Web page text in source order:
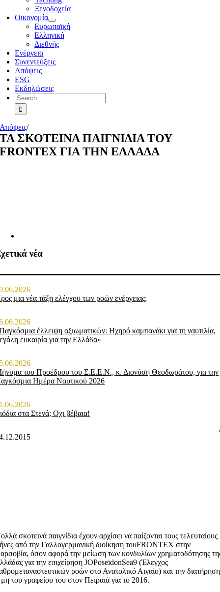
Ξενοδοχεία
Οικονομία
Ευρωπαϊκή
Ελληνική
Διεθνής
Ενέργεια
Συνεντεύξεις
Απόψεις
ESG
Εκδηλώσεις
Search
for:
Απόψεις/
ΤΑ ΣΚΟΤΕΙΝΑ ΠΑΙΓΝΙΔΙΑ ΤΟΥ
FRONTEX ΓΙΑ ΤΗΝ ΕΛΛΑΔΑ
νέα
μια νέα τάξη ελέγχου των ροών ενέργειας;
έλλειψη αξιωματικών: Ηχηρό καμπανάκι για τη ναυτιλία,
ευκαιρία για την Ελλάδα»
του Προέδρου του Σ.Ε.Ε.Ν., κ. Διονύση Θεοδωράτου, για την
Ημέρα Ναυτικού 2026
στα Στενά; Οχι βέβαια!
σκοτεινά παιγνίδια έχουν αρχίσει να παίζονται τους τελευταίους
από την Γαλλογερμανική διοίκηση τουFRONTEX στην
όσον αφορά την μείωση των κονδυλίων χρηματοδότησης
για την επιχείρηση JOPoseidonSea9 (Έλεγχος
ροών στο Ανατολικό Αιγαίο) και την διατήρηση
του γραφείου του στον Πειραιά για το 2016.